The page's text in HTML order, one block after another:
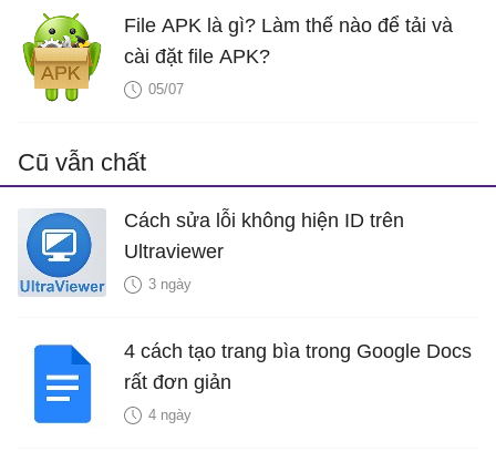
File APK là gì? Làm thế nào để tải và
cài đặt file APK?
05/07
Cũ vẫn chất
Cách sửa lỗi không hiện ID trên
Ultraviewer
3 ngày
4 cách tạo trang bìa trong Google Docs
rất đơn giản
4 ngày